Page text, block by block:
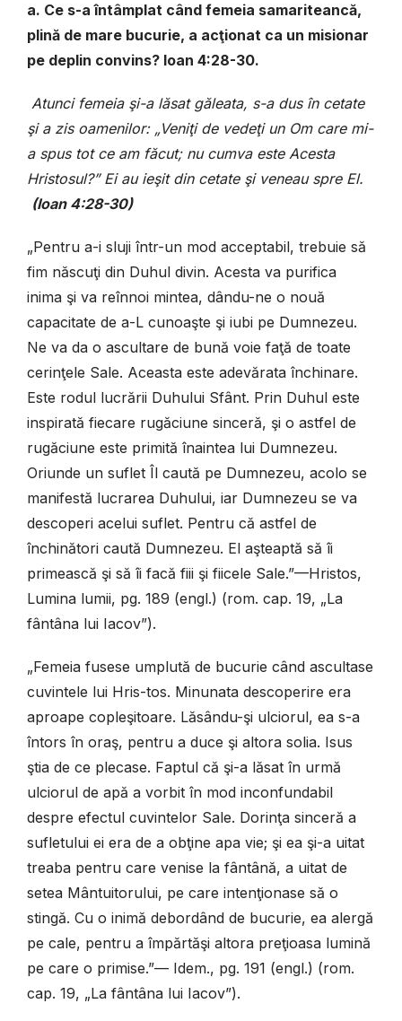
a. Ce s-a întâmplat când femeia samariteancă,
plină de mare bucurie, a acţionat ca un misionar
pe deplin convins? Ioan 4:28-30.
Atunci femeia şi-a lăsat găleata, s-a dus în cetate
şi a zis oamenilor: „Veniţi de vedeţi un Om care mi-
a spus tot ce am făcut; nu cumva este Acesta
Hristosul?” Ei au ieşit din cetate şi veneau spre El.
(Ioan 4:28-30)
„Pentru a-i sluji într-un mod acceptabil, trebuie să
fim născuţi din Duhul divin. Acesta va purifica
inima şi va reînnoi mintea, dându-ne o nouă
capacitate de a-L cunoaşte şi iubi pe Dumnezeu.
Ne va da o ascultare de bună voie faţă de toate
cerinţele Sale. Aceasta este adevărata închinare.
Este rodul lucrării Duhului Sfânt. Prin Duhul este
inspirată fiecare rugăciune sinceră, şi o astfel de
rugăciune este primită înaintea lui Dumnezeu.
Oriunde un suflet Îl caută pe Dumnezeu, acolo se
manifestă lucrarea Duhului, iar Dumnezeu se va
descoperi acelui suflet. Pentru că astfel de
închinători caută Dumnezeu. El aşteaptă să îi
primească şi să îi facă fiii şi fiicele Sale.”—Hristos,
Lumina lumii, pg. 189 (engl.) (rom. cap. 19, „La
fântâna lui Iacov”).
„Femeia fusese umplută de bucurie când ascultase
cuvintele lui Hris-tos. Minunata descoperire era
aproape copleşitoare. Lăsându-şi ulciorul, ea s-a
întors în oraş, pentru a duce şi altora solia. Isus
ştia de ce plecase. Faptul că şi-a lăsat în urmă
ulciorul de apă a vorbit în mod inconfundabil
despre efectul cuvintelor Sale. Dorinţa sinceră a
sufletului ei era de a obţine apa vie; şi ea şi-a uitat
treaba pentru care venise la fântână, a uitat de
setea Mântuitorului, pe care intenţionase să o
stingă. Cu o inimă debordând de bucurie, ea alergă
pe cale, pentru a împărtăşi altora preţioasa lumină
pe care o primise.”— Idem., pg. 191 (engl.) (rom.
cap. 19, „La fântâna lui Iacov”).